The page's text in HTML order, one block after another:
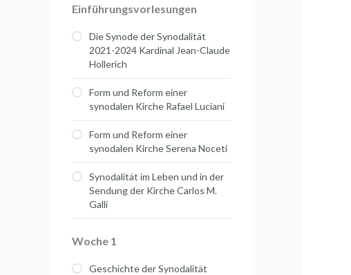
Einführungsvorlesungen
Die Synode der Synodalität
2021-2024 Kardinal Jean-Claude
Hollerich
Form und Reform einer
synodalen Kirche Rafael Luciani
Form und Reform einer
synodalen Kirche Serena Noceti
Synodalität im Leben und in der
Sendung der Kirche Carlos M.
Galli
Woche 1
Geschichte der Synodalität